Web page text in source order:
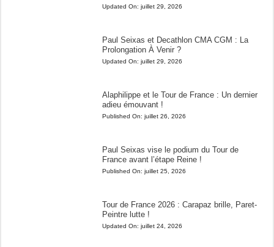
Updated On: juillet 29, 2026
Paul Seixas et Decathlon CMA CGM : La
Prolongation À Venir ?
Updated On: juillet 29, 2026
Alaphilippe et le Tour de France : Un dernier
adieu émouvant !
Published On: juillet 26, 2026
Paul Seixas vise le podium du Tour de
France avant l’étape Reine !
Published On: juillet 25, 2026
Tour de France 2026 : Carapaz brille, Paret-
Peintre lutte !
Updated On: juillet 24, 2026